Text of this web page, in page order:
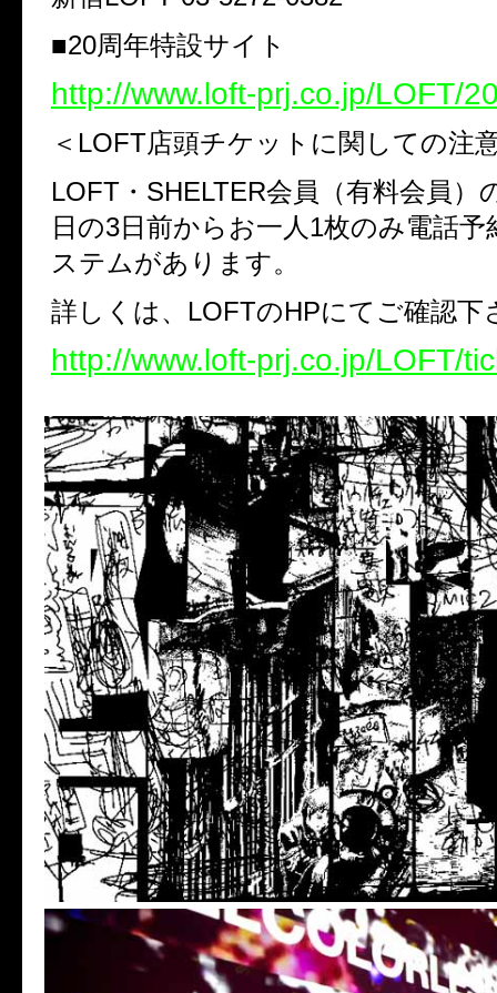
■20周年特設サイト
http://www.loft-prj.co.jp/LOFT/
＜LOFT店頭チケットに関しての注
LOFT・SHELTER会員（有料会員）
日の3日前からお一人1枚のみ電話
ステムがあります。
詳しくは、LOFTのHPにてご確認下
http://www.loft-prj.co.jp/LOFT/